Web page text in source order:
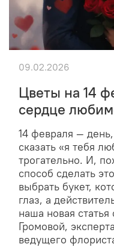
Цветы на 14
сердце
14 февраля —
сказать «я тебя
трогательно. И,
способ сделать
выбрать букет,
глаз, а
наша новая
Громовой,
ведущего
09.02.2026